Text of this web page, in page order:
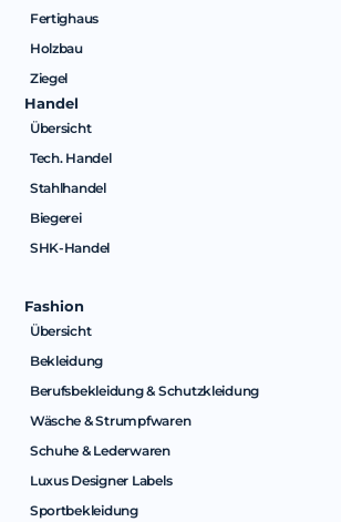
Fertighaus
Holzbau
Ziegel
Handel
Übersicht
Tech. Handel
Stahlhandel
Biegerei
SHK-Handel
Fashion
Übersicht
Bekleidung
Berufsbekleidung & Schutzkleidung
Wäsche & Strumpfwaren
Schuhe & Lederwaren
Luxus Designer Labels
Sportbekleidung